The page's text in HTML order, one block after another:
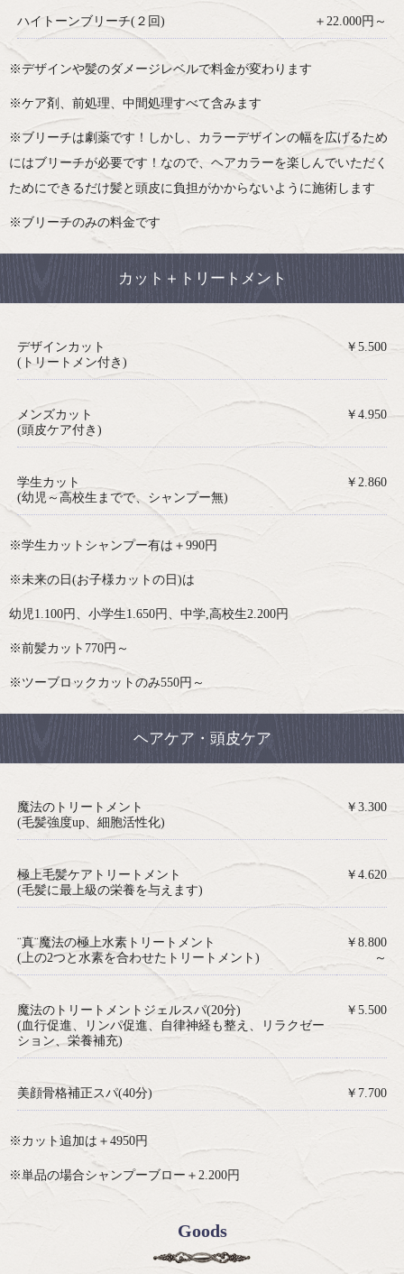
ハイトーンブリーチ(２回) ＋22.000円～
※デザインや髪のダメージレベルで料金が変わります
※ケア剤、前処理、中間処理すべて含みます
※ブリーチは劇薬です！しかし、カラーデザインの幅を広げるため
にはブリーチが必要です！なので、ヘアカラーを楽しんでいただく
ためにできるだけ髪と頭皮に負担がかからないように施術します
※ブリーチのみの料金です
カット＋トリートメント
デザインカット
(トリートメン付き)
￥5.500
メンズカット
(頭皮ケア付き)
￥4.950
学生カット
(幼児～高校生までで、シャンプー無)
￥2.860
※学生カットシャンプー有は＋990円
※未来の日(お子様カットの日)は
幼児1.100円、小学生1.650円、中学,高校生2.200円
※前髪カット770円～
※ツーブロックカットのみ550円～
ヘアケア・頭皮ケア
魔法のトリートメント
(毛髪強度up、細胞活性化)
￥3.300
極上毛髪ケアトリートメント
(毛髪に最上級の栄養を与えます)
￥4.620
¨真¨魔法の極上水素トリートメント
(上の2つと水素を合わせたトリートメント)
￥8.800
～
魔法のトリートメントジェルスパ(20分)
(血行促進、リンパ促進、自律神経も整え、リラクゼー
ション、栄養補充)
￥5.500
美顔骨格補正スパ(40分) ￥7.700
※カット追加は＋4950円
※単品の場合シャンプーブロー＋2.200円
Goods